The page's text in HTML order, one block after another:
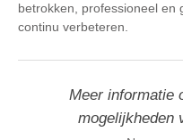
betrokken, professioneel en
continu verbeteren.
Meer informatie
mogelijkheden